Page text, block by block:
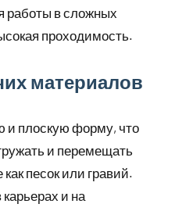
работы в сложных
проходимость.
материалов
плоскую форму, что
и перемещать
песок или гравий.
и на